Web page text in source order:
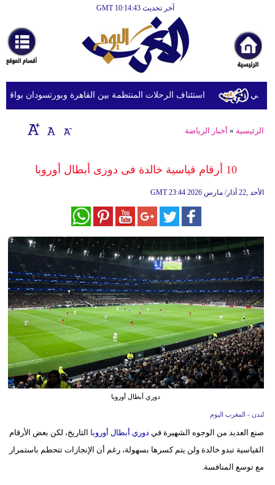
آخر تحديث GMT 10:14:43
أخبارعاجلة
رياضة
ثقافة
إقتصاد
وموسيقى
وتغذية
سياحة
وسفر
ديكور
أخبار
البرلمان
المغربي
تعليم
استئناف الرحلات المنتظمة بين القاهرة وبورتسودان بواقع 5 رحلات أسبوعيا
الرئيسية » أخبار الرياضة
10 أرقام قياسية خالدة فى دورى أبطال أوروبا
GMT 23:44 2026 الأحد ,22 آذار/ مارس
دوري أبطال أوروبا
لندن - المغرب اليوم
صنع العديد من الوجوه الشهيرة في دوري أبطال أوروبا التاريخ، لكن بعض الأرقام
القياسية تبدو خالدة ولن يتم كسرها بسهولة، رغم أن الإنجازات تتحطم باستمرار
مع توسع المنافسة.